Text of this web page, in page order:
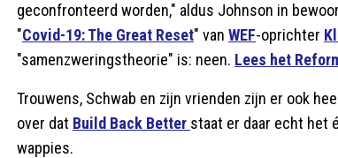
geconfronteerd worden," aldus Johnson in
"Covid-19: The Great Reset" van WEF-oprichter
"samenzweringstheorie" is: neen. Lees het
Trouwens, Schwab en zijn vrienden zijn er ook
over dat Build Back Better staat er daar echt het
wappies.